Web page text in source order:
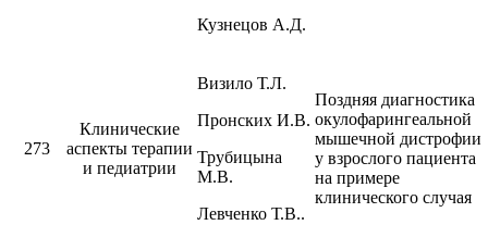
Кузнецов А.Д.
273
Клинические
аспекты терапии
и педиатрии
Визило Т.Л.
Пронских И.В.
Трубицына
М.В.
Левченко Т.В..
Поздняя диагностика
окулофарингеальной
мышечной дистрофии
у взрослого пациента
на примере
клинического случая